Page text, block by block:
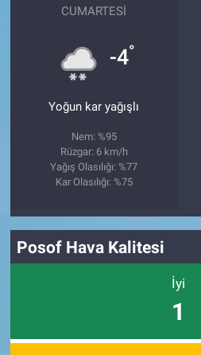
CUMARTESI
-4°
Yoğun kar yağışlı
Nem: %95
Rüzgar: 6 km/h
Yağış Olasılığı: %77
Kar Olasılığı: %75
Posof Hava Kalitesi
İyi
1